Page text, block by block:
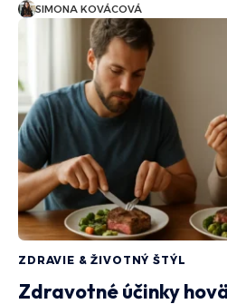
SIMONA KOVÁCOVÁ
ZDRAVIE & ŽIVOTNÝ ŠTÝL
Zdravotné účinky